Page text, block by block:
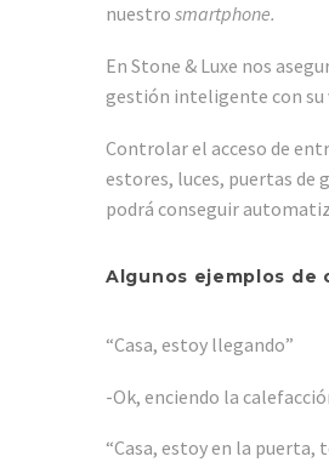
nuestro smartphone.
En Stone & Luxe nos
gestión inteligente con su
Controlar el acceso de
estores, luces, puertas de
podrá conseguir
Algunos ejemplos de
“Casa, estoy llegando”
-Ok, enciendo la
“Casa, estoy en la puerta,